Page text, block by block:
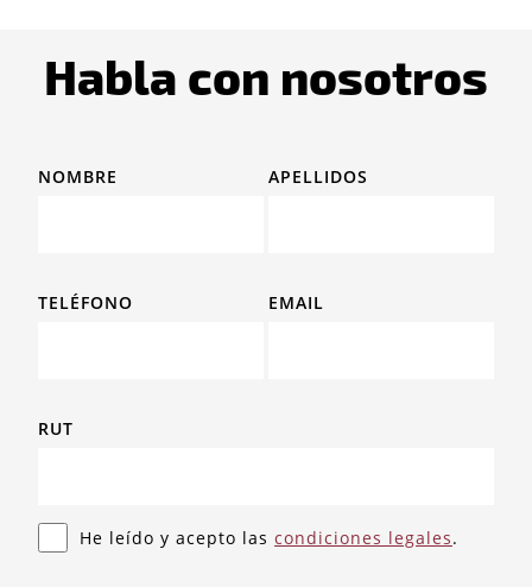
Habla con nosotros
NOMBRE APELLIDOS
TELÉFONO EMAIL
RUT
He leído y acepto las condiciones legales.